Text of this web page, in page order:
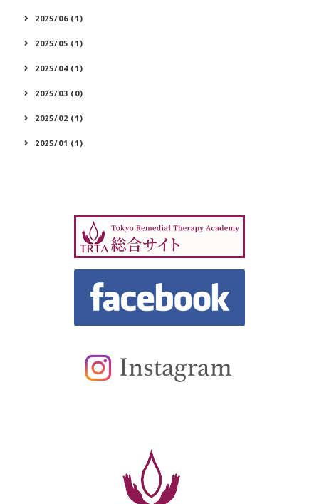
2025/06 (1)
2025/05 (1)
2025/04 (1)
2025/03 (0)
2025/02 (1)
2025/01 (1)